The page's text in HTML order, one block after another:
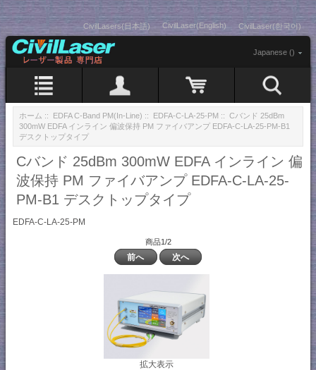
CivilLasers(日本語) CivilLaser(English) CivilLaser(한국어)
Japanese ()
ホーム :: EDFA C-Band PM(In-Line) :: EDFA-C-LA-25-PM :: Cバンド 25dBm
300mW EDFA インライン 偏波保持 PM ファイバアンプ EDFA-C-LA-25-PM-B1
デスクトップタイプ
Cバンド 25dBm 300mW EDFA インライン 偏
波保持 PM ファイバアンプ EDFA-C-LA-25-
PM-B1 デスクトップタイプ
EDFA-C-LA-25-PM
商品1/2
前へ 次へ
拡大表示